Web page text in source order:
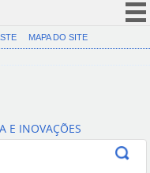
CORONAVÍRUS (COVID-19)
Canais
MAPA DO SITE
E INOVAÇÕES